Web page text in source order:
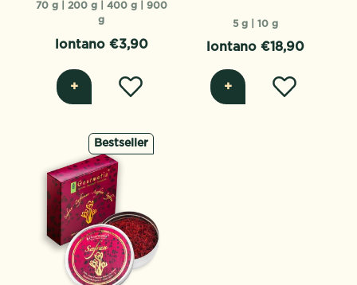
70 g | 200 g | 400 g | 900
g
lontano €3,90
+
5 g | 10 g
lontano €18,90
+
Bestseller